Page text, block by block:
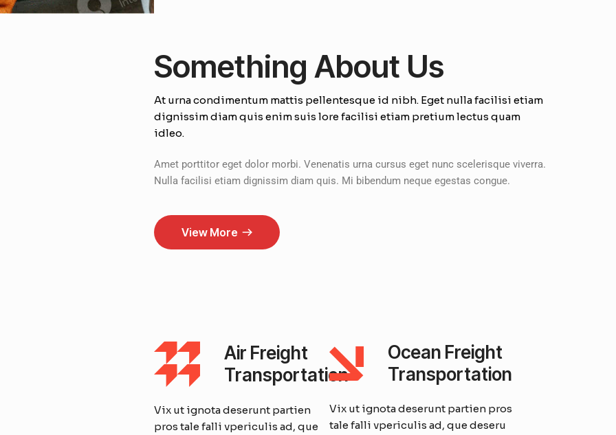
Something About Us
At urna condimentum mattis pellentesque id nibh. Eget nulla facilisi etiam
dignissim diam quis enim suis lore facilisi etiam pretium lectus quam
idleo.
Amet porttitor eget dolor morbi. Venenatis urna cursus eget nunc scelerisque viverra.
Nulla facilisi etiam dignissim diam quis. Mi bibendum neque egestas congue.
View More
Air Freight
Transportation
Vix ut ignota deserunt partien
pros tale falli vpericulis ad, que
Ocean Freight
Transportation
Vix ut ignota deserunt partien pros
tale falli vpericulis ad, que deseru